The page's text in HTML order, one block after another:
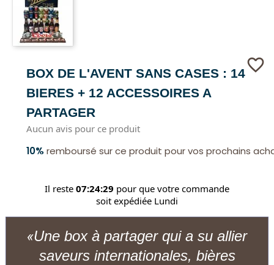
BOX DE L'AVENT SANS CASES : 14
BIERES + 12 ACCESSOIRES A
PARTAGER
Aucun avis pour ce produit
favorite_border
10% remboursé sur ce produit pour vos prochains
Il reste 07:24:28 pour que votre commande
soit expédiée Lundi
Une box à partager qui a su allier
saveurs internationales, bières